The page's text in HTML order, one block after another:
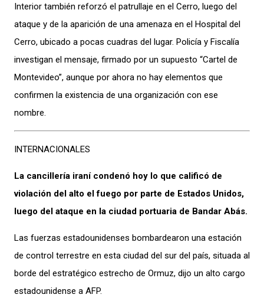
Interior también reforzó el patrullaje en el Cerro, luego del
ataque y de la aparición de una amenaza en el Hospital del
Cerro, ubicado a pocas cuadras del lugar. Policía y Fiscalía
investigan el mensaje, firmado por un supuesto “Cartel de
Montevideo”, aunque por ahora no hay elementos que
confirmen la existencia de una organización con ese
nombre.
INTERNACIONALES
La cancillería iraní condenó hoy lo que calificó de
violación del alto el fuego por parte de Estados Unidos,
luego del ataque en la ciudad portuaria de Bandar Abás.
Las fuerzas estadounidenses bombardearon una estación
de control terrestre en esta ciudad del sur del país, situada al
borde del estratégico estrecho de Ormuz, dijo un alto cargo
estadounidense a AFP.